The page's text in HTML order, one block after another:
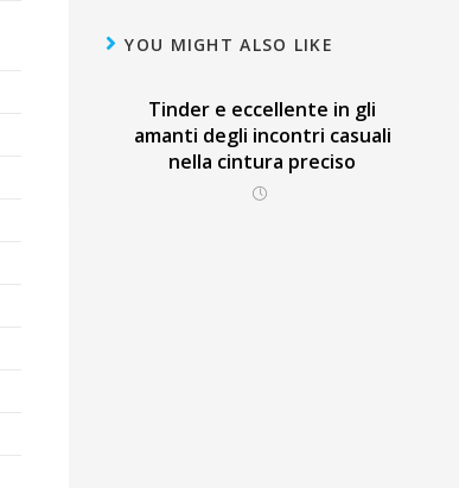
YOU MIGHT ALSO LIKE
Tinder e eccellente in gli
amanti degli incontri casuali
nella cintura preciso